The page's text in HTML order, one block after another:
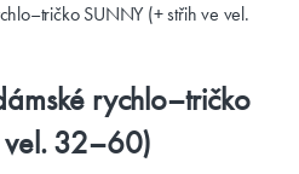
rychlo–tričko
vel. 32–60)